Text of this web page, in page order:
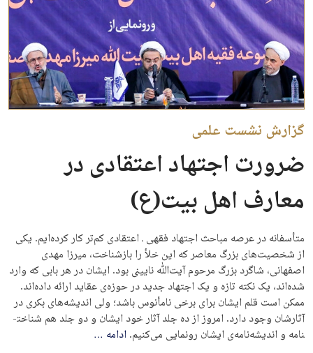
گزارش نشست علمی
ضرورت اجتهاد اعتقادی در
معارف اهل بیت(ع)
متأسفانه در عرصه مباحث اجتهاد فقهی ـ اعتقادی کم‌تر کار کرده‌­ایم. یکی
از شخصیت­‌های بزرگ معاصر که این خلأ را بازشناخت، میرزا مهدی
اصفهانی، شاگرد بزرگ مرحوم آیت‌الله نایینی بود. ایشان در هر بابی که وارد
شده­‌اند، یک نکته تازه و یک اجتهاد جدید در حوزه­‌ی عقاید ارائه داده‌­اند.
ممکن است قلم ایشان برای برخی نامأنوس باشد؛ ولی اندیشه‌های بکری در
آثارشان وجود دارد. امروز از ده جلد آثار خود ایشان و دو جلد هم شناخت­
نامه و اندیشه‌­نامه‌ی ایشان رونمایی می‌کنیم.ادامه …